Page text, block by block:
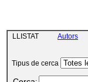
LLISTAT Autors
Tipus de cerca